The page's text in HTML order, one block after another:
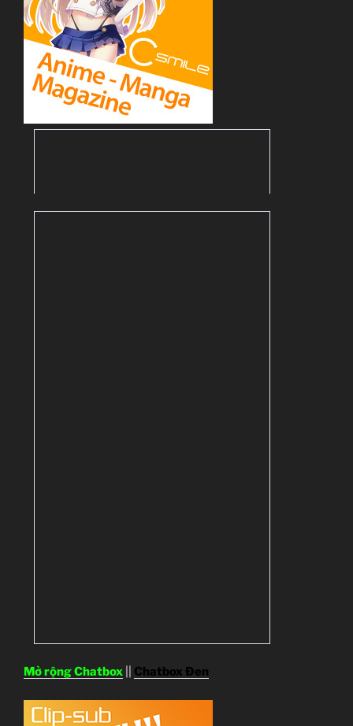
Mở rộng Chatbox Chatbox Đen